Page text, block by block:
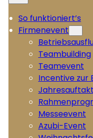
So funktioniert’s
Firmenevent
Teambuilding
Teamevent
Incentive zur
Messeevent
Azubi-Event